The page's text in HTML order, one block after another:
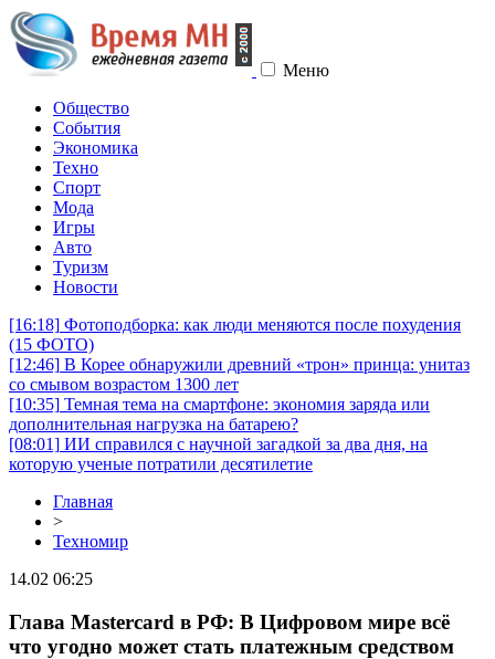
Меню
Общество
События
Экономика
Техно
Спорт
Мода
Игры
Авто
Туризм
Новости
[16:18] Фотоподборка: как люди меняются после похудения
(15 ФОТО)
[12:46] В Корее обнаружили древний «трон» принца: унитаз
со смывом возрастом 1300 лет
[10:35] Темная тема на смартфоне: экономия заряда или
дополнительная нагрузка на батарею?
[08:01] ИИ справился с научной загадкой за два дня, на
которую ученые потратили десятилетие
Главная
>
Техномир
14.02 06:25
Глава Mastercard в РФ: В Цифровом мире всё
что угодно может стать платежным средством